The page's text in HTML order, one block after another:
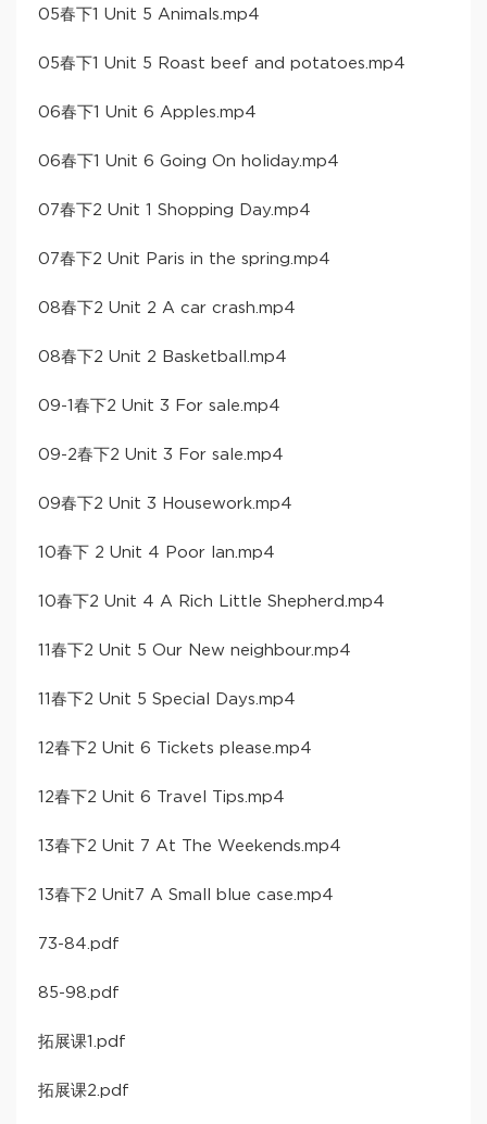
05春下1 Unit 5 Animals.mp4
05春下1 Unit 5 Roast beef and potatoes.mp4
06春下1 Unit 6 Apples.mp4
06春下1 Unit 6 Going On holiday.mp4
07春下2 Unit 1 Shopping Day.mp4
07春下2 Unit Paris in the spring.mp4
08春下2 Unit 2 A car crash.mp4
08春下2 Unit 2 Basketball.mp4
09-1春下2 Unit 3 For sale.mp4
09-2春下2 Unit 3 For sale.mp4
09春下2 Unit 3 Housework.mp4
10春下 2 Unit 4 Poor lan.mp4
10春下2 Unit 4 A Rich Little Shepherd.mp4
11春下2 Unit 5 Our New neighbour.mp4
11春下2 Unit 5 Special Days.mp4
12春下2 Unit 6 Tickets please.mp4
12春下2 Unit 6 Travel Tips.mp4
13春下2 Unit 7 At The Weekends.mp4
13春下2 Unit7 A Small blue case.mp4
73-84.pdf
85-98.pdf
拓展课1.pdf
拓展课2.pdf